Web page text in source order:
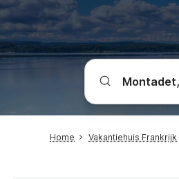
Home Vakantiehuis Frankrijk